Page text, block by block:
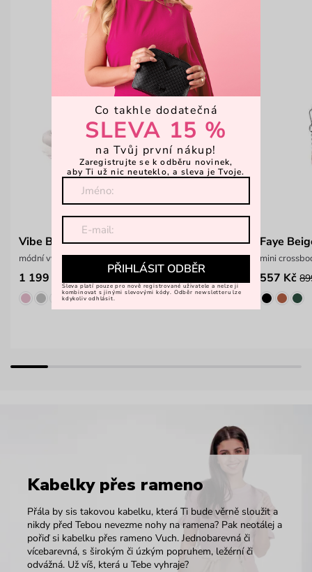
Vibe Beige
módní vycházková obuv
1 199 Kč
Faye
mini
557 Kč
Kabelky přes rameno
Přála by sis takovou kabelku, která Ti bude věrně sloužit a
nikdy před Tebou nevezme nohy na ramena? Pak neotálej a
pořiď si kabelku přes rameno Vuch. Jednobarevná či
vícebarevná, s širokým či úzkým popruhem, ležérní či
odvážná. Už víš, která u Tebe vyhraje?
Co takhle dodatečná
SLEVA 15 %
na Tvůj první nákup!
Zaregistrujte se k odběru novinek,
aby Ti už nic neuteklo, a sleva je Tvoje.
PŘIHLÁSIT ODBĚR
Sleva platí pouze pro nově registrované uživatele a nelze ji
kombinovat s jinými slevovými kódy. Odběr newsletteru lze
kdykoliv odhlásit.